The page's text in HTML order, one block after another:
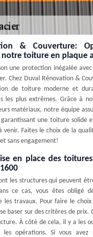
& Couverture:
toiture en plaque
une protection inégalée
Chez Duval Rénovation &
de toiture moderne et
les plus extrêmes. Grâce à
matériaux, notre équipe
garantissant une toiture solide
venir. Faites le choix de la
sans engagement!
en place des
les structures qui peuvent
ce cas, vous êtes obligé
les travaux. Pour faire le choix
baser sur des critères de prix.
À côté de cela, il y a les
opérations. Si vous avez